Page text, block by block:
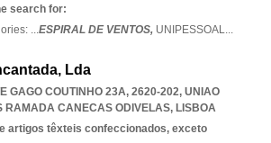
search for:
...ESPIRAL DE VENTOS, UNIPESSOAL...
Lda
GAGO COUTINHO 23A, 2620-202, UNIAO
RAMADA CANECAS ODIVELAS, LISBOA
artigos têxteis confeccionados, exceto